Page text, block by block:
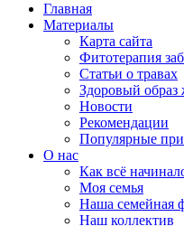
Главная
Материалы
Карта сайта
Фитотерапия
Статьи о травах
Здоровый образ
Новости
Рекомендации
Популярные
О нас
Как всё
Моя семья
Наша семейная
Наш коллектив